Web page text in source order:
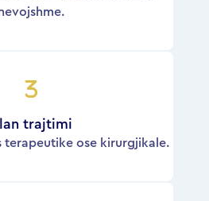
trajtimi
terapeutike ose kirurgjikale.